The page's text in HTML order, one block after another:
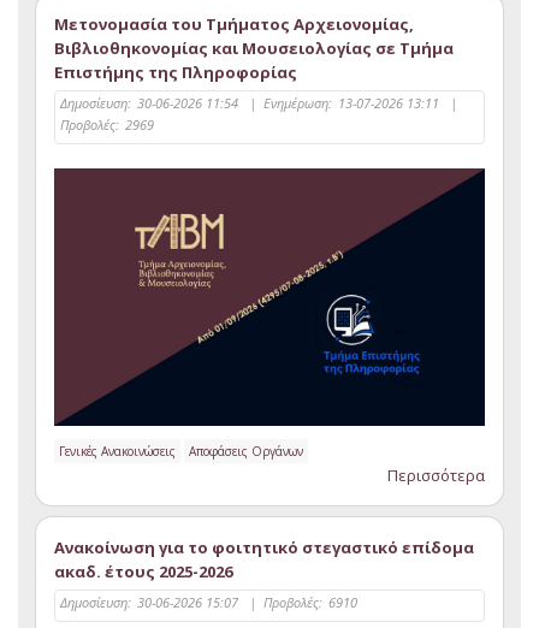
Μετονομασία του Τμήματος Αρχειονομίας,
Βιβλιοθηκονομίας και Μουσειολογίας σε Τμήμα
Επιστήμης της Πληροφορίας
Δημοσίευση: 30-06-2026 11:54 | Ενημέρωση: 13-07-2026 13:11
|
Προβολές: 2969
Γενικές Ανακοινώσεις Αποφάσεις Οργάνων
Περισσότερα
Ανακοίνωση για το φοιτητικό στεγαστικό επίδομα
ακαδ. έτους 2025-2026
Δημοσίευση: 30-06-2026 15:07 | Προβολές: 6910